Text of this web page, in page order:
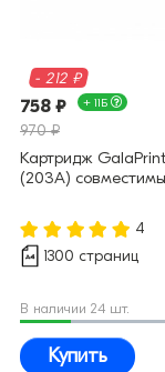
- 212 ₽
758 ₽ + 11Б
970 ₽
Картридж
(203A)
4
1300 страниц
В наличии 24 шт.
Купить